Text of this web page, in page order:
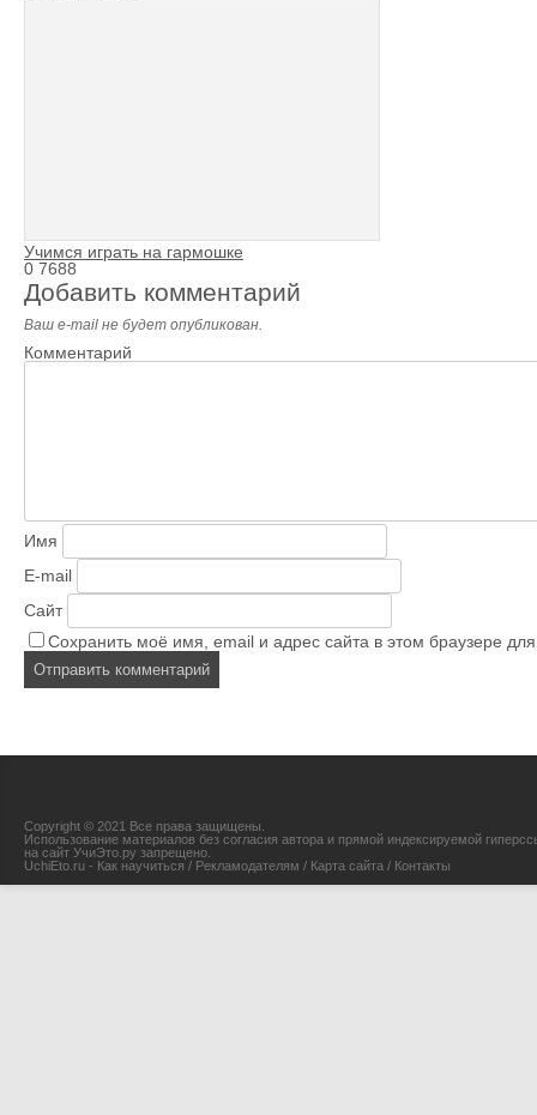
Учимся играть на гармошке
0 7688
Добавить комментарий
Ваш e-mail не будет опубликован.
Комментарий
Имя
E-mail
Сайт
Сохранить моё имя, email и адрес сайта в этом браузере
Copyright © 2021 Все права защищены.
Использование материалов без согласия автора и прямой индексируемой
на сайт УчиЭто.ру запрещено.
UchiEto.ru - Как научиться / Рекламодателям / Карта сайта / Контакты